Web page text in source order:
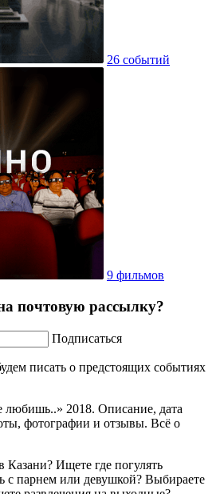
26 событий
9 фильмов
почтовую рассылку?
Подписаться
писать о предстоящих событиях
2018. Описание, дата
фотографии и отзывы. Всё о
Казани? Ищете где погулять
с парнем или девушкой? Выбираете